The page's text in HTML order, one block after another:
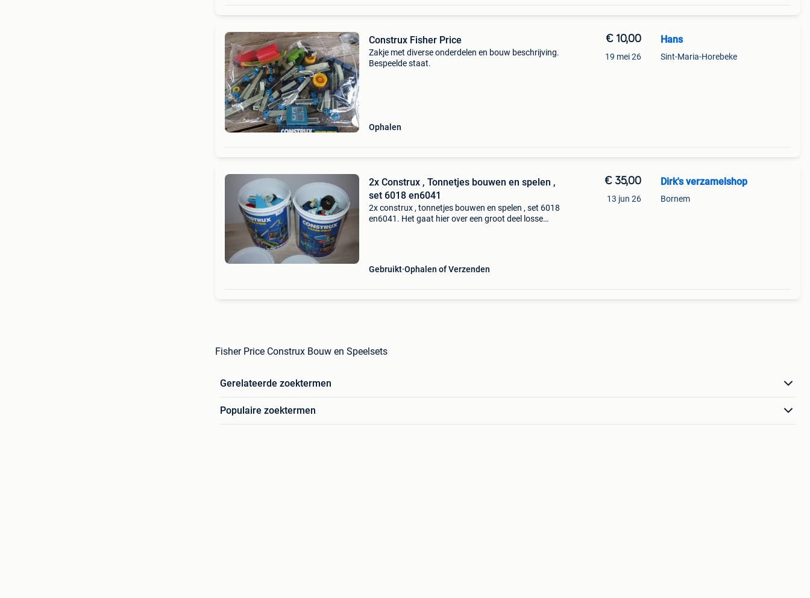
Construx Fisher Price
Zakje met diverse onderdelen en bouw beschrijving.
Bespeelde staat.
Ophalen
€ 10,00
19 mei 26
Hans
Sint-Maria-Horebeke
2x Construx , Tonnetjes bouwen en spelen ,
set 6018 en6041
2x construx , tonnetjes bouwen en spelen , set 6018
en6041. Het gaat hier over een groot deel losse
Gebruikt Ophalen of Verzenden
€ 35,00
13 jun 26
Dirk's verzamelshop
Bornem
Fisher Price Construx Bouw en Speelsets
Gerelateerde zoektermen
Populaire zoektermen